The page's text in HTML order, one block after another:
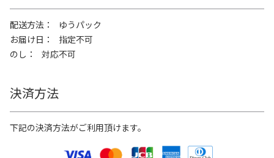
配送方法
ゆうパック
お届け日
指定不可
のし
対応不可
決済方法
下記の決済方法がご利用頂けます。